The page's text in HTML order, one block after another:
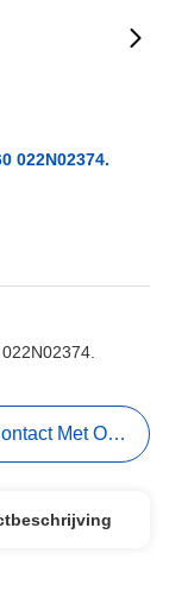
022N02374.
Met Ons Op